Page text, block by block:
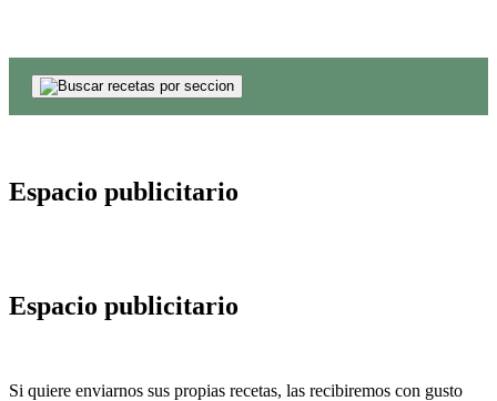
Espacio publicitario
Espacio publicitario
Si quiere enviarnos sus propias recetas, las recibiremos con gusto